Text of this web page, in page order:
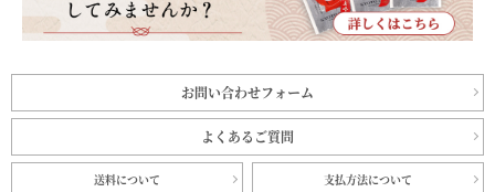
お問い合わせフォーム
よくあるご質問
送料について 支払方法について